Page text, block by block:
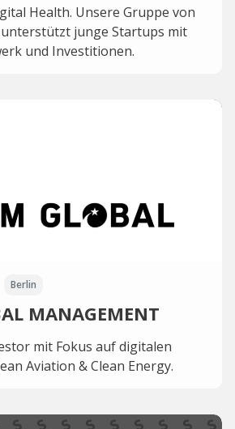
Health. Unsere Gruppe von
unterstützt junge Startups mit
und Investitionen.
Berlin
MANAGEMENT
mit Fokus auf digitalen
Aviation & Clean Energy.